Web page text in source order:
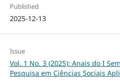
Published
2025-12-13
Issue
Vol. 1 No. 3 (2025): Anais do I
Pesquisa em Ciências Sociais